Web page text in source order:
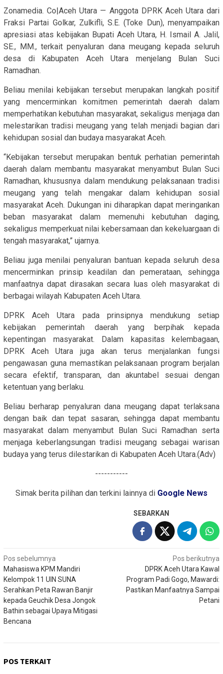
Zonamedia. Co|Aceh Utara — Anggota DPRK Aceh Utara dari
Fraksi Partai Golkar, Zulkifli, S.E. (Toke Dun), menyampaikan
apresiasi atas kebijakan Bupati Aceh Utara, H. Ismail A. Jalil,
SE., MM., terkait penyaluran dana meugang kepada seluruh
desa di Kabupaten Aceh Utara menjelang Bulan Suci
Ramadhan.
Beliau menilai kebijakan tersebut merupakan langkah positif
yang mencerminkan komitmen pemerintah daerah dalam
memperhatikan kebutuhan masyarakat, sekaligus menjaga dan
melestarikan tradisi meugang yang telah menjadi bagian dari
kehidupan sosial dan budaya masyarakat Aceh.
“Kebijakan tersebut merupakan bentuk perhatian pemerintah
daerah dalam membantu masyarakat menyambut Bulan Suci
Ramadhan, khususnya dalam mendukung pelaksanaan tradisi
meugang yang telah mengakar dalam kehidupan sosial
masyarakat Aceh. Dukungan ini diharapkan dapat meringankan
beban masyarakat dalam memenuhi kebutuhan daging,
sekaligus memperkuat nilai kebersamaan dan kekeluargaan di
tengah masyarakat,” ujarnya.
Beliau juga menilai penyaluran bantuan kepada seluruh desa
mencerminkan prinsip keadilan dan pemerataan, sehingga
manfaatnya dapat dirasakan secara luas oleh masyarakat di
berbagai wilayah Kabupaten Aceh Utara.
DPRK Aceh Utara pada prinsipnya mendukung setiap
kebijakan pemerintah daerah yang berpihak kepada
kepentingan masyarakat. Dalam kapasitas kelembagaan,
DPRK Aceh Utara juga akan terus menjalankan fungsi
pengawasan guna memastikan pelaksanaan program berjalan
secara efektif, transparan, dan akuntabel sesuai dengan
ketentuan yang berlaku.
Beliau berharap penyaluran dana meugang dapat terlaksana
dengan baik dan tepat sasaran, sehingga dapat membantu
masyarakat dalam menyambut Bulan Suci Ramadhan serta
menjaga keberlangsungan tradisi meugang sebagai warisan
budaya yang terus dilestarikan di Kabupaten Aceh Utara.(Adv)
-----------
Simak berita pilihan dan terkini lainnya di Google News
SEBARKAN
Navigasi
pos
Pos sebelumnya
Mahasiswa KPM Mandiri
Kelompok 11 UIN SUNA
Serahkan Peta Rawan Banjir
kepada Geuchik Desa Jongok
Bathin sebagai Upaya Mitigasi
Bencana
Pos berikutnya
DPRK Aceh Utara Kawal
Program Padi Gogo, Mawardi:
Pastikan Manfaatnya Sampai
Petani
POS TERKAIT